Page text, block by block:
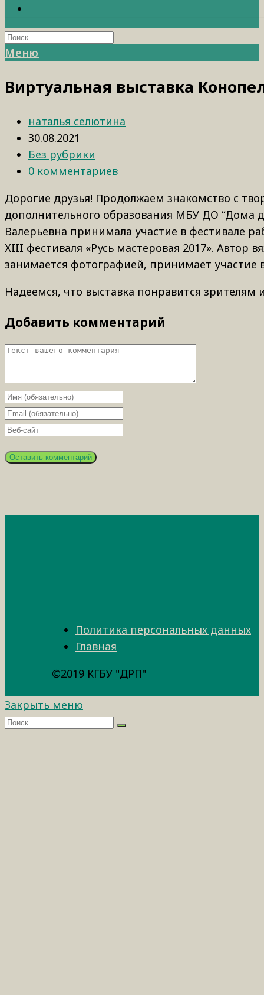
Меню
Виртуальная выставка
наталья селютина
30.08.2021
Без рубрики
0 комментариев
Дорогие друзья! Продолжаем знакомство с
дополнительного образования МБУ ДО “Дома
Валерьевна принимала участие в фестивале
ХIII фестиваля «Русь мастеровая 2017». Автор
занимается фотографией, принимает участие
Надеемся, что выставка понравится зрителям
Добавить комментарий
Политика персональных данных
Главная
©2019 КГБУ "ДРП"
Закрыть меню